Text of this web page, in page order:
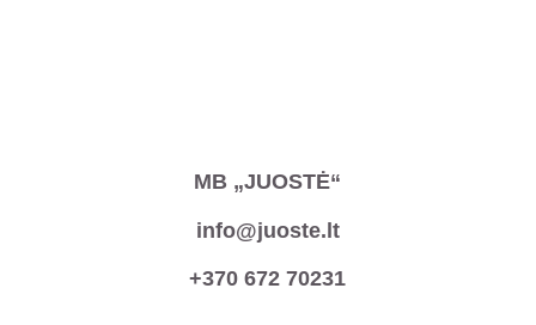
MB „JUOSTĖ“
info@juoste.lt
+370 672 70231